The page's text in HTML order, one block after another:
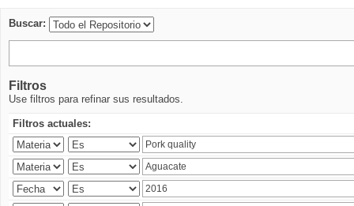
Buscar:
Filtros
Use filtros para refinar sus resultados.
Filtros actuales: